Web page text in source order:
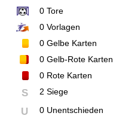
0 Tore
0 Vorlagen
0 Gelbe Karten
0 Gelb-Rote Karten
0 Rote Karten
S 2 Siege
U 0 Unentschieden